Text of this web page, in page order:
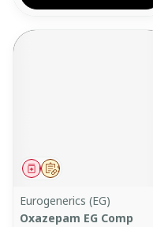
Sur prescription
Médicament
Eurogenerics (EG)
Oxazepam EG Comp